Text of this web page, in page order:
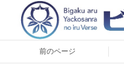
前のページ